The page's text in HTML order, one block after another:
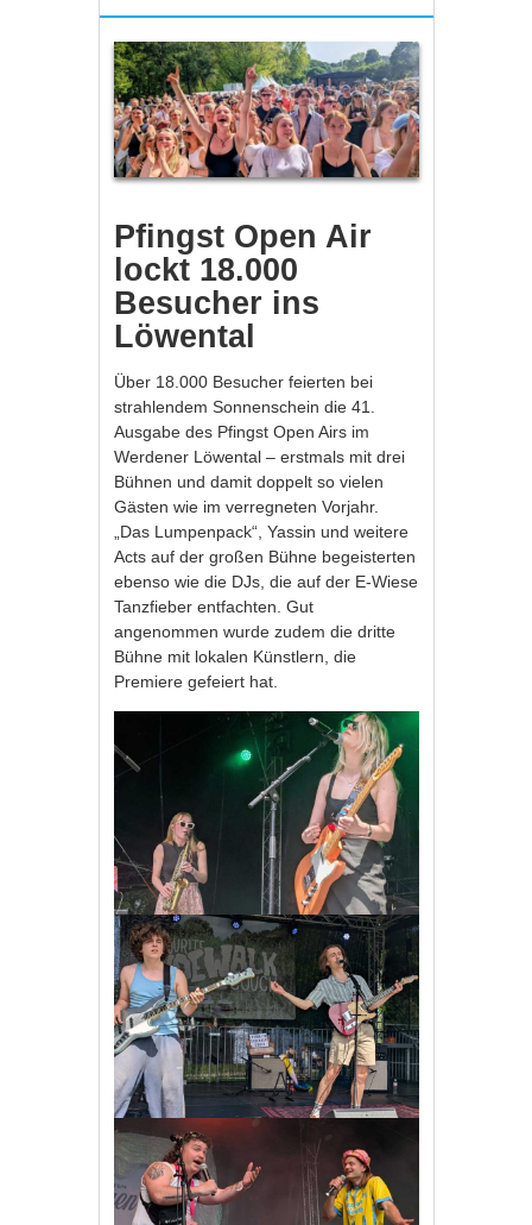
Pfingst Open Air
lockt 18.000
Besucher ins
Löwental
Über 18.000 Besucher feierten bei
strahlendem Sonnenschein die 41.
Ausgabe des Pfingst Open Airs im
Werdener Löwental – erstmals mit drei
Bühnen und damit doppelt so vielen
Gästen wie im verregneten Vorjahr.
„Das Lumpenpack“, Yassin und weitere
Acts auf der großen Bühne begeisterten
ebenso wie die DJs, die auf der E-Wiese
Tanzfieber entfachten. Gut
angenommen wurde zudem die dritte
Bühne mit lokalen Künstlern, die
Premiere gefeiert hat.